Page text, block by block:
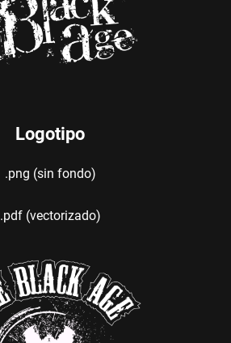
Logotipo
.png (sin fondo)
.pdf (vectorizado)